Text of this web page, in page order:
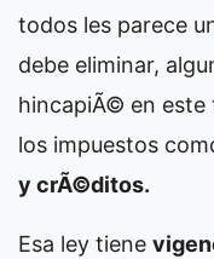
todos les parece
debe eliminar,
hincapiÃ© en este
los impuestos
y crÃ©ditos.
Esa ley tiene